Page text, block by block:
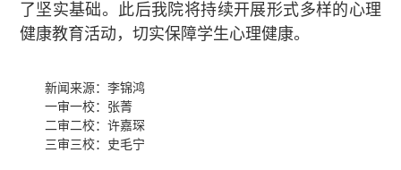
了坚实基础。此后我院将持续开展形式多样的心理
健康教育活动，切实保障学生心理健康。
新闻来源：李锦鸿
一审一校：张菁
二审二校：许嘉琛
三审三校：史毛宁